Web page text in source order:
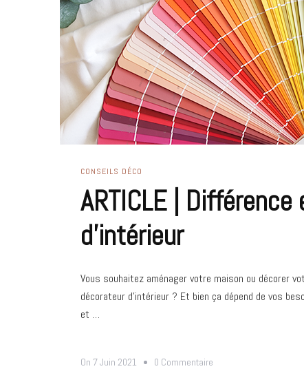
CONSEILS DÉCO
ARTICLE |
d’intérieur
Vous souhaitez aménager votre maison ou décorer
décorateur d’intérieur ? Et bien ça dépend de vos
et …
On 7 Juin 2021 0 Commentaire